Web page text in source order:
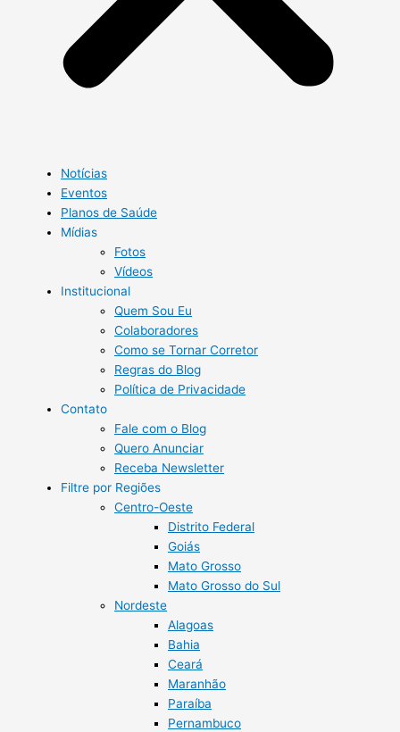
Notícias
Eventos
Planos de Saúde
Mídias
Fotos
Vídeos
Institucional
Quem Sou Eu
Colaboradores
Como se Tornar Corretor
Regras do Blog
Política de Privacidade
Contato
Fale com o Blog
Quero Anunciar
Receba Newsletter
Filtre por Regiões
Centro-Oeste
Distrito Federal
Goiás
Mato Grosso
Mato Grosso do Sul
Nordeste
Alagoas
Bahia
Ceará
Maranhão
Paraíba
Pernambuco